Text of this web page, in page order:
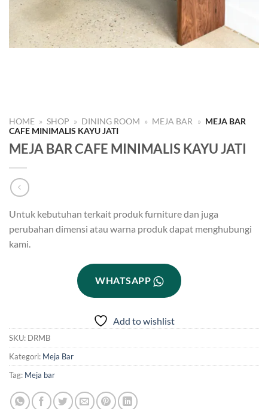
HOME » SHOP » DINING ROOM » MEJA BAR » MEJA BAR
CAFE MINIMALIS KAYU JATI
MEJA BAR CAFE MINIMALIS KAYU JATI
Untuk kebutuhan terkait produk furniture dan juga
perubahan dimensi atau warna produk dapat menghubungi
kami.
WHATSAPP
Add to wishlist
SKU: DRMB
Kategori: Meja Bar
Tag: Meja bar